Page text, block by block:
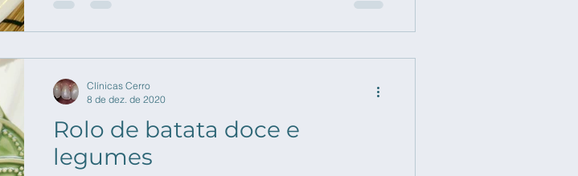
Rolo de batata doce e
legumes
Clínicas Cerro
8 de dez. de 2020